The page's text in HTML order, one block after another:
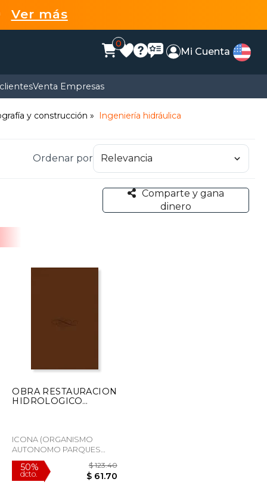
Ver más
0
Mi Cuenta
Venta Empresas
y construcción Ingeniería hidráulica
Ordenar por
Comparte y gana
dinero
OBRA RESTAURACION
HIDROLOGICO
ICONA (ORGANISMO
AUTONOMO PARQUES
NACIONALES), Tapa
Blanda, Nuevo